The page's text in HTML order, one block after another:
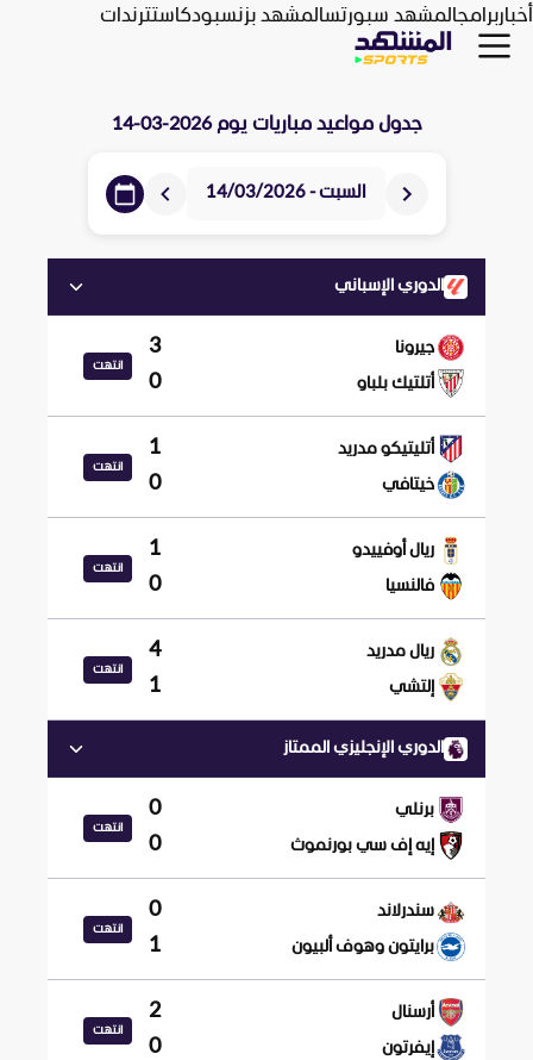
أخباربرامجالمشهد سبورتسالمشهد بزنسبودكاستترندات
جدول مواعيد مباريات يوم2026-03-14
السبت - 14/03/2026
الدوري الإسباني
جيرونا 3
أتلتيك بلباو 0
انتهت
أتليتيكو مدريد 1
خيتافي 0
انتهت
ريال أوفييدو 1
فالنسيا 0
انتهت
ريال مدريد 4
إلتشي 1
انتهت
الدوري الإنجليزي الممتاز
برنلي 0
إيه إف سي بورنموث 0
انتهت
سندرلاند 0
برايتون وهوف ألبيون 1
انتهت
أرسنال 2
إيفرتون 0
انتهت